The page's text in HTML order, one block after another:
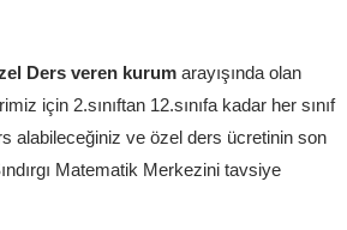
Ders veren kurum arayışında olan
için 2.sınıftan 12.sınıfa kadar her sınıf
alabileceğiniz ve özel ders ücretinin son
Matematik Merkezini tavsiye